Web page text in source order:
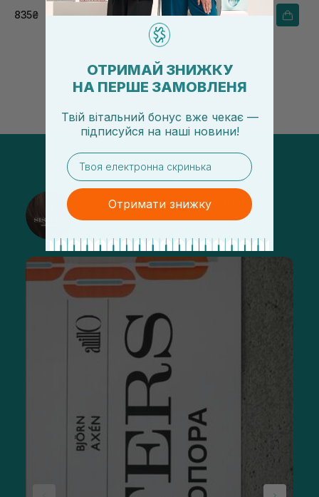
835₴ 768₴
@sisters_stelmakh в Instagram
ОТРИМАЙ ЗНИЖКУ
НА ПЕРШЕ ЗАМОВЛЕНЯ
Твій вітальний бонус вже чекає —
підписуйся на наші новини!
email
Отримати знижку